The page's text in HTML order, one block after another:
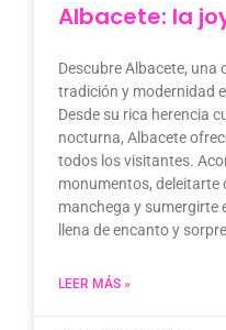
Albacete: la
Descubre Albacete,
tradición y modernidad
Desde su rica herencia
nocturna, Albacete
todos los visitantes.
monumentos, deleitarte
manchega y sumergirte
llena de encanto y
LEER MÁS »